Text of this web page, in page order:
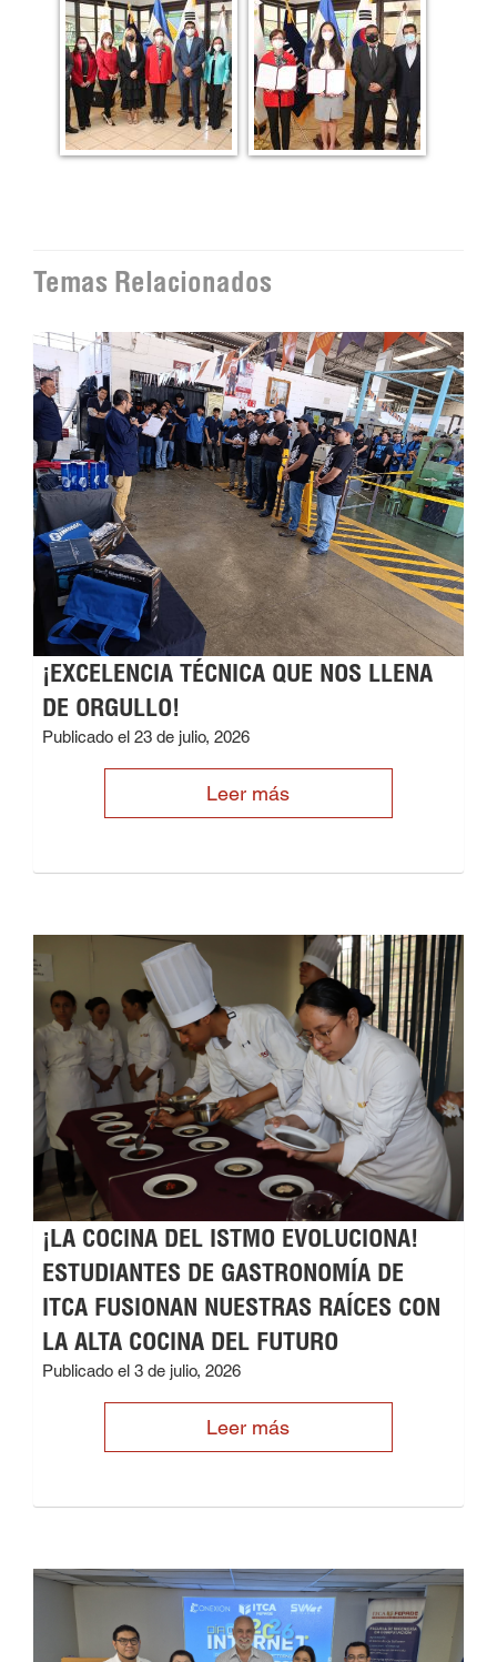
Temas Relacionados
¡EXCELENCIA TÉCNICA QUE NOS LLENA
DE ORGULLO!
Publicado el 23 de julio, 2026
Leer más
¡LA COCINA DEL ISTMO EVOLUCIONA!
ESTUDIANTES DE GASTRONOMÍA DE
ITCA FUSIONAN NUESTRAS RAÍCES CON
LA ALTA COCINA DEL FUTURO
Publicado el 3 de julio, 2026
Leer más